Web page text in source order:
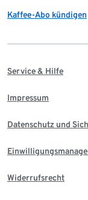
Kaffee-Abo kündigen
Service & Hilfe
Impressum
Datenschutz und
Widerrufsrecht